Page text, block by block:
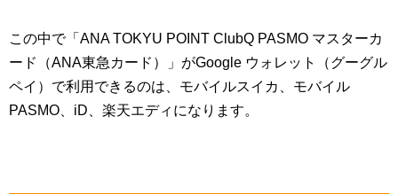
この中で「ANA TOKYU POINT ClubQ PASMO マスターカ
ード（ANA東急カード）」がGoogle ウォレット（グーグル
ペイ）で利用できるのは、モバイルスイカ、モバイル
PASMO、iD、楽天エディになります。